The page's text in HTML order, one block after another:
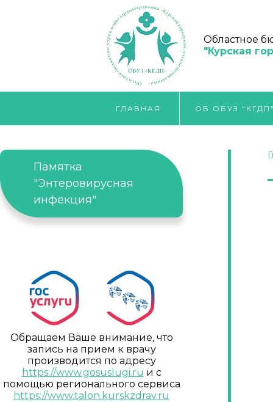
Областное
"Курская
ГЛАВНАЯ ОБ ОБУЗ
Памятка
"Энтеровирусная
инфекция"
Обращаем Ваше внимание, что
запись на прием к врачу
производится по адресу
https://www.gosuslugi.ru и с
помощью регионального сервиса
https://www.talon.kurskzdrav.ru